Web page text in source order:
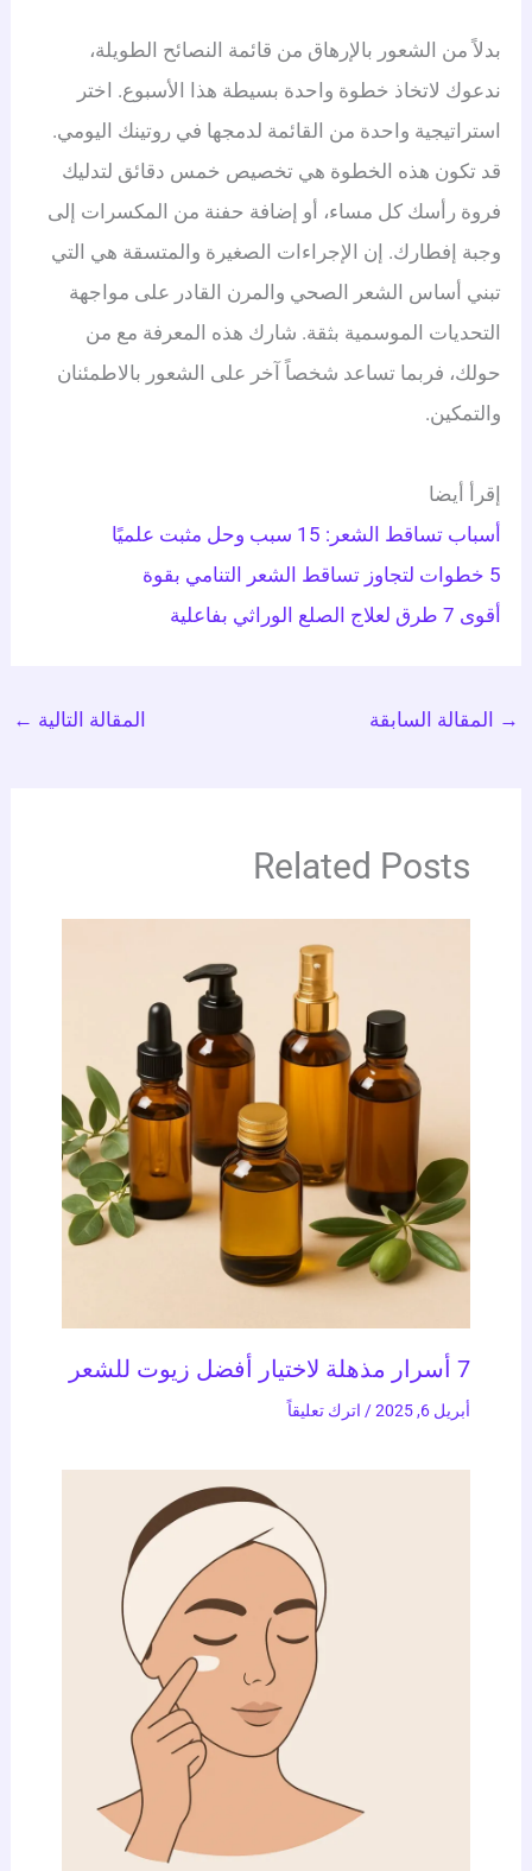
بدلاً من الشعور بالإرهاق من قائمة النصائح الطويلة،
ندعوك لاتخاذ خطوة واحدة بسيطة هذا الأسبوع. اختر
استراتيجية واحدة من القائمة لدمجها في روتينك اليومي.
قد تكون هذه الخطوة هي تخصيص خمس دقائق لتدليك
فروة رأسك كل مساء، أو إضافة حفنة من المكسرات إلى
وجبة إفطارك. إن الإجراءات الصغيرة والمتسقة هي التي
تبني أساس الشعر الصحي والمرن القادر على مواجهة
التحديات الموسمية بثقة. شارك هذه المعرفة مع من
حولك، فربما تساعد شخصاً آخر على الشعور بالاطمئنان
والتمكين.
إقرأ أيضا
أسباب تساقط الشعر: 15 سبب وحل مثبت علميًا
أقوى 7 طرق لعلاج الصلع الوراثي بفاعلية
المقالة السابقة المقالة التالية←
Related Posts
أبريل 6, 2025 /اترك تعليقاً